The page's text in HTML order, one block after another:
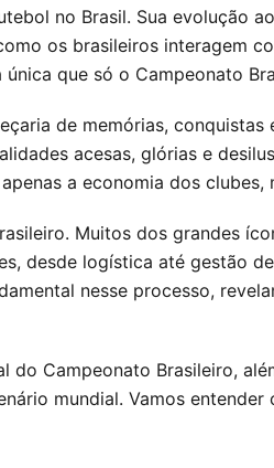
no Brasil. Sua evolução
os brasileiros interagem
que só o Campeonato
de memórias,
acesas, glórias e
a economia dos clubes,
Muitos dos grandes
desde logística até gestão
nesse processo,
Campeonato Brasileiro,
mundial. Vamos